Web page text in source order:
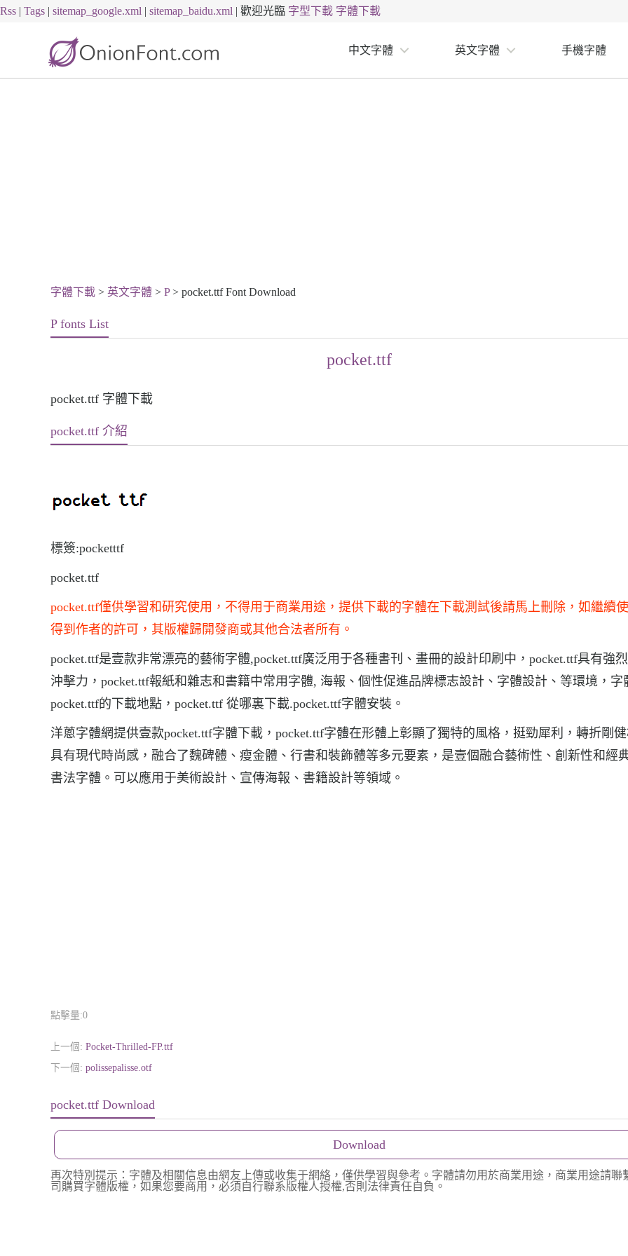
Rss | Tags | sitemap_google.xml | sitemap_baidu.xml | 歡迎光臨 字型下載 字體下載
中文字體 英文字體 手機字體
字體下載 > 英文字體 > P> pocket.ttf Font Download
P fonts List
pocket.ttf
pocket.ttf 字體下載
pocket.ttf 介紹
標簽:pocketttf
pocket.ttf
pocket.ttf僅供學習和研究使用，不得用于商業用途，提供下載的字體在下載測試後請馬上刪除，如繼續
得到作者的許可，其版權歸開發商或其他合法者所有。
pocket.ttf是壹款非常漂亮的藝術字體,pocket.ttf廣泛用于各種書刊、畫冊的設計印刷中，pocket.ttf具有強
沖擊力，pocket.ttf報紙和雜志和書籍中常用字體, 海報、個性促進品牌標志設計、字體設計、等環境，字
pocket.ttf的下載地點，pocket.ttf 從哪裏下載.pocket.ttf字體安裝。
洋蔥字體網提供壹款pocket.ttf字體下載，pocket.ttf字體在形體上彰顯了獨特的風格，挺勁犀利，轉折剛
具有現代時尚感，融合了魏碑體、瘦金體、行書和裝飾體等多元要素，是壹個融合藝術性、創新性和經
書法字體。可以應用于美術設計、宣傳海報、書籍設計等領域。
點擊量:0
上一個: Pocket-Thrilled-FP.ttf
下一個: polissepalisse.otf
pocket.ttf Download
Download
再次特別提示：字體及相關信息由網友上傳或收集于網絡，僅供學習與參考。字體請勿用於商業用途，商業用途請聯
司購買字體版權，如果您要商用，必須自行聯系版權人授權,否則法律責任自負。